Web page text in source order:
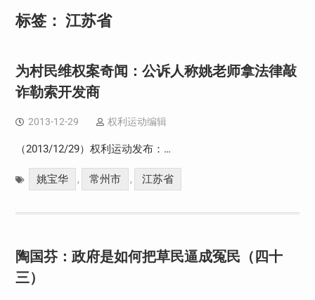
标签： 江苏省
为村民维权案奇闻：公诉人称姚老师拿法律敲
诈勒索开发商
2013-12-29 权利运动编辑
（2013/12/29）权利运动发布：…
姚宝华 , 常州市 , 江苏省
陶国芬：政府是如何把草民逼成冤民（四十
三）